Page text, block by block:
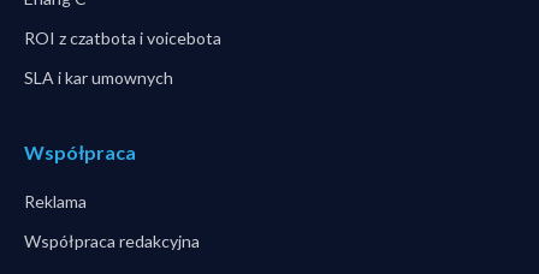
ROI z czatbota i voicebota
SLA i kar umownych
Współpraca
Reklama
Współpraca redakcyjna